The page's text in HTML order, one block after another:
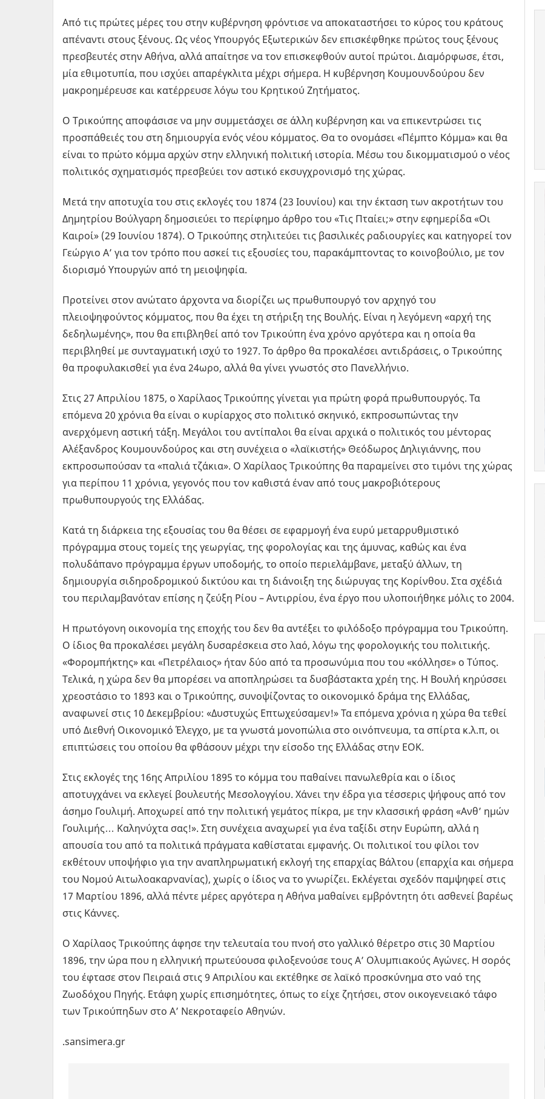
Από τις πρώτες μέρες του στην κυβέρνηση φρόντισε να αποκαταστήσει το κύρος του κράτους
απέναντι στους ξένους. Ως νέος Υπουργός Εξωτερικών δεν επισκέφθηκε πρώτος τους ξένους
πρεσβευτές στην Αθήνα, αλλά απαίτησε να τον επισκεφθούν αυτοί πρώτοι. Διαμόρφωσε, έτσι,
μία εθιμοτυπία, που ισχύει απαρέγκλιτα μέχρι σήμερα. Η κυβέρνηση Κουμουνδούρου δεν
μακροημέρευσε και κατέρρευσε λόγω του Κρητικού Ζητήματος.
Ο Τρικούπης αποφάσισε να μην συμμετάσχει σε άλλη κυβέρνηση και να επικεντρώσει τις
προσπάθειές του στη δημιουργία ενός νέου κόμματος. Θα το ονομάσει «Πέμπτο Κόμμα» και θα
είναι το πρώτο κόμμα αρχών στην ελληνική πολιτική ιστορία. Μέσω του δικομματισμού ο νέος
πολιτικός σχηματισμός πρεσβεύει τον αστικό εκσυγχρονισμό της χώρας.
Μετά την αποτυχία του στις εκλογές του 1874 (23 Ιουνίου) και την έκταση των ακροτήτων του
Δημητρίου Βούλγαρη δημοσιεύει το περίφημο άρθρο του «Τις Πταίει;» στην εφημερίδα «Οι
Καιροί» (29 Ιουνίου 1874). Ο Τρικούπης στηλιτεύει τις βασιλικές ραδιουργίες και κατηγορεί τον
Γεώργιο Α’ για τον τρόπο που ασκεί τις εξουσίες του, παρακάμπτοντας το κοινοβούλιο, με τον
διορισμό Υπουργών από τη μειοψηφία.
Προτείνει στον ανώτατο άρχοντα να διορίζει ως πρωθυπουργό τον αρχηγό του
πλειοψηφούντος κόμματος, που θα έχει τη στήριξη της Βουλής. Είναι η λεγόμενη «αρχή της
δεδηλωμένης», που θα επιβληθεί από τον Τρικούπη ένα χρόνο αργότερα και η οποία θα
περιβληθεί με συνταγματική ισχύ το 1927. Το άρθρο θα προκαλέσει αντιδράσεις, ο Τρικούπης
θα προφυλακισθεί για ένα 24ωρο, αλλά θα γίνει γνωστός στο Πανελλήνιο.
Στις 27 Απριλίου 1875, ο Χαρίλαος Τρικούπης γίνεται για πρώτη φορά πρωθυπουργός. Τα
επόμενα 20 χρόνια θα είναι ο κυρίαρχος στο πολιτικό σκηνικό, εκπροσωπώντας την
ανερχόμενη αστική τάξη. Μεγάλοι του αντίπαλοι θα είναι αρχικά ο πολιτικός του μέντορας
Αλέξανδρος Κουμουνδούρος και στη συνέχεια ο «λαϊκιστής» Θεόδωρος Δηλιγιάννης, που
εκπροσωπούσαν τα «παλιά τζάκια». Ο Χαρίλαος Τρικούπης θα παραμείνει στο τιμόνι της χώρας
για περίπου 11 χρόνια, γεγονός που τον καθιστά έναν από τους μακροβιότερους
πρωθυπουργούς της Ελλάδας.
Κατά τη διάρκεια της εξουσίας του θα θέσει σε εφαρμογή ένα ευρύ μεταρρυθμιστικό
πρόγραμμα στους τομείς της γεωργίας, της φορολογίας και της άμυνας, καθώς και ένα
πολυδάπανο πρόγραμμα έργων υποδομής, το οποίο περιελάμβανε, μεταξύ άλλων, τη
δημιουργία σιδηροδρομικού δικτύου και τη διάνοιξη της διώρυγας της Κορίνθου. Στα σχέδιά
του περιλαμβανόταν επίσης η ζεύξη Ρίου – Αντιρρίου, ένα έργο που υλοποιήθηκε μόλις το 2004.
Η πρωτόγονη οικονομία της εποχής του δεν θα αντέξει το φιλόδοξο πρόγραμμα του Τρικούπη.
Ο ίδιος θα προκαλέσει μεγάλη δυσαρέσκεια στο λαό, λόγω της φορολογικής του πολιτικής.
«Φορομπήκτης» και «Πετρέλαιος» ήταν δύο από τα προσωνύμια που του «κόλλησε» ο Τύπος.
Τελικά, η χώρα δεν θα μπορέσει να αποπληρώσει τα δυσβάστακτα χρέη της. Η Βουλή κηρύσσει
χρεοστάσιο το 1893 και ο Τρικούπης, συνοψίζοντας το οικονομικό δράμα της Ελλάδας,
αναφωνεί στις 10 Δεκεμβρίου: «Δυστυχώς Επτωχεύσαμεν!» Τα επόμενα χρόνια η χώρα θα τεθεί
υπό Διεθνή Οικονομικό Έλεγχο, με τα γνωστά μονοπώλια στο οινόπνευμα, τα σπίρτα κ.λ.π, οι
επιπτώσεις του οποίου θα φθάσουν μέχρι την είσοδο της Ελλάδας στην ΕΟΚ.
Στις εκλογές της 16ης Απριλίου 1895 το κόμμα του παθαίνει πανωλεθρία και ο ίδιος
αποτυγχάνει να εκλεγεί βουλευτής Μεσολογγίου. Χάνει την έδρα για τέσσερις ψήφους από τον
άσημο Γουλιμή. Αποχωρεί από την πολιτική γεμάτος πίκρα, με την κλασσική φράση «Ανθ’ ημών
Γουλιμής… Καληνύχτα σας!». Στη συνέχεια αναχωρεί για ένα ταξίδι στην Ευρώπη, αλλά η
απουσία του από τα πολιτικά πράγματα καθίσταται εμφανής. Οι πολιτικοί του φίλοι τον
εκθέτουν υποψήφιο για την αναπληρωματική εκλογή της επαρχίας Βάλτου (επαρχία και σήμερα
του Νομού Αιτωλοακαρνανίας), χωρίς ο ίδιος να το γνωρίζει. Εκλέγεται σχεδόν παμψηφεί στις
17 Μαρτίου 1896, αλλά πέντε μέρες αργότερα η Αθήνα μαθαίνει εμβρόντητη ότι ασθενεί βαρέως
στις Κάννες.
Ο Χαρίλαος Τρικούπης άφησε την τελευταία του πνοή στο γαλλικό θέρετρο στις 30 Μαρτίου
1896, την ώρα που η ελληνική πρωτεύουσα φιλοξενούσε τους Α’ Ολυμπιακούς Αγώνες. Η σορός
του έφτασε στον Πειραιά στις 9 Απριλίου και εκτέθηκε σε λαϊκό προσκύνημα στο ναό της
Ζωοδόχου Πηγής. Ετάφη χωρίς επισημότητες, όπως το είχε ζητήσει, στον οικογενειακό τάφο
των Τρικούπηδων στο Α’ Νεκροταφείο Αθηνών.
.sansimera.gr